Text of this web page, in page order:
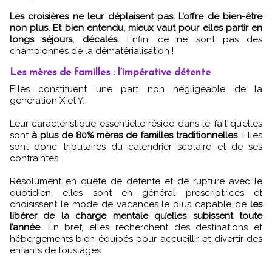
Les croisières ne leur déplaisent pas. L’offre de bien-être
non plus. Et bien entendu, mieux vaut pour elles partir en
longs séjours, décalés.Enfin, ce ne sont pas des
championnes de la dématérialisation !
Les mères de familles : l’impérative détente
Elles constituent une part non négligeable de la
génération X et Y.
Leur caractéristique essentielle réside dans le fait qu’elles
sont à plus de 80% mères de familles traditionnelles. Elles
sont donc tributaires du calendrier scolaire et de ses
contraintes.
Résolument en quête de détente et de rupture avec le
quotidien, elles sont en général prescriptrices et
choisissent le mode de vacances le plus capable de les
libérer de la charge mentale qu’elles subissent toute
l’année. En bref, elles recherchent des destinations et
hébergements bien équipés pour accueillir et divertir des
enfants de tous âges.